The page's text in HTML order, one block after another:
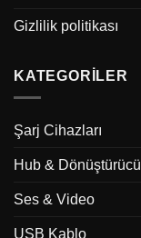
Gizlilik politikası
KATEGORILER
Şarj Cihazları
Hub & Dönüştürücü
Ses & Video
USB Kablo